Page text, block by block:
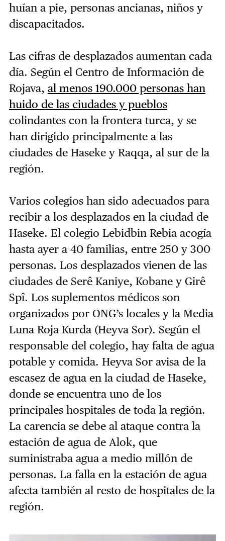
huían a pie, personas ancianas, niños y
discapacitados.
Las cifras de desplazados aumentan cada
día. Según el Centro de Información de
Rojava, al menos 190.000 personas han
huido de las ciudades y pueblos
colindantes con la frontera turca, y se
han dirigido principalmente a las
ciudades de Haseke y Raqqa, al sur de la
región.
Varios colegios han sido adecuados para
recibir a los desplazados en la ciudad de
Haseke. El colegio Lebidbin Rebia acogía
hasta ayer a 40 familias, entre 250 y 300
personas. Los desplazados vienen de las
ciudades de Serê Kaniye, Kobane y Girê
Spî. Los suplementos médicos son
organizados por ONG’s locales y la Media
Luna Roja Kurda (Heyva Sor). Según el
responsable del colegio, hay falta de agua
potable y comida. Heyva Sor avisa de la
escasez de agua en la ciudad de Haseke,
donde se encuentra uno de los
principales hospitales de toda la región.
La carencia se debe al ataque contra la
estación de agua de Alok, que
suministraba agua a medio millón de
personas. La falla en la estación de agua
afecta también al resto de hospitales de la
región.